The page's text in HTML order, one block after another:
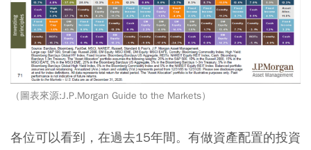
（圖表來源:J.P.Morgan Guide to the Markets）
各位可以看到，在過去15年間。有做資產配置的投資